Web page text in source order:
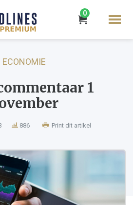
0
ECONOMIE
1
886 Print dit artikel